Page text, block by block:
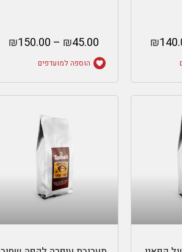
₪
₪45.00
–
₪150.00
הוספה למועדפים
בחר אפשרויות